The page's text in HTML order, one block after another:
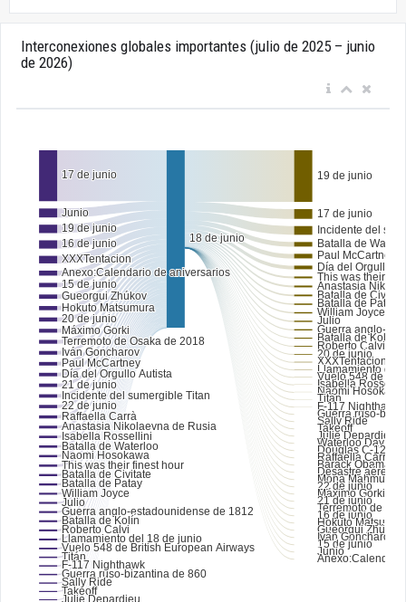
Interconexiones globales importantes (julio de 2025 – junio
de 2026)